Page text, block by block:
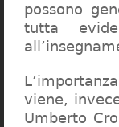
possono
tutta
viene,
Umberto